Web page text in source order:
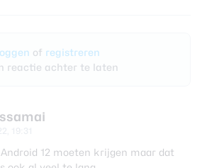
of registreren
reactie achter te laten
Android 12 moeten krijgen maar dat